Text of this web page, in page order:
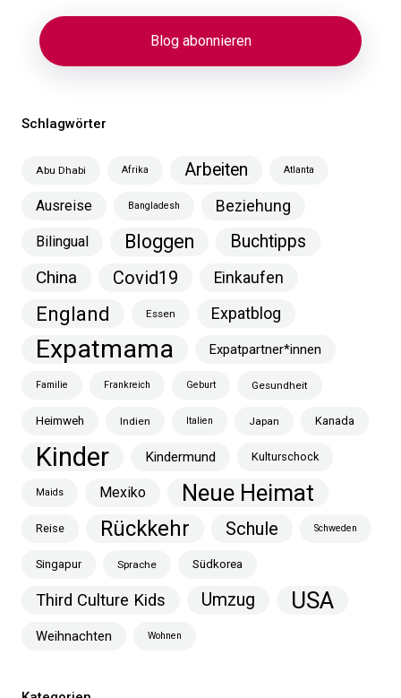
Schlagwörter
Abu Dhabi Afrika Arbeiten Atlanta
Ausreise Bangladesh Beziehung
Bilingual Bloggen
Buchtipps
China
Covid19 Einkaufen
England Essen Expatblog
Expatmama Expatpartner*innen
Familie Frankreich Geburt Gesundheit
Heimweh Indien Italien Japan Kanada
Kinder Kindermund Kulturschock
Maids Mexiko Neue Heimat
Reise Rückkehr Schule Schweden
Singapur Sprache Südkorea
Third Culture Kids Umzug USA
Weihnachten Wohnen